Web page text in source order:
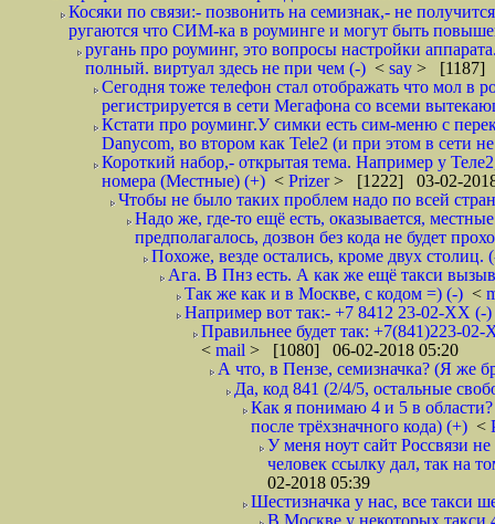
Косяки по связи:- позвонить на семизнак,- не
ругаются что СИМ-ка в роуминге и могут быть
ругань про роуминг, это вопросы настройки
полный. виртуал здесь не при чем (-) < say > [1187]
Сегодня тоже телефон стал отображать что мол в
регистрируется в сети Мегафона со всеми
Кстати про роуминг.У симки есть сим-меню с
Danycom, во втором как Tele2 (и при этом в сети
Короткий набор,- открытая тема. Например у
номера (Местные) (+) < Prizer> [1222] 03-02-
Чтобы не было таких проблем надо по всей
Надо же, где-то ещё есть, оказывается,
предполагалось, дозвон без кода не будет
Похоже, везде остались, кроме двух
Ага. В Пнз есть. А как же ещё такси
Так же как и в Москве, с кодом =) (-) <
Например вот так:- +7 8412 23-02-ХХ (-
Правильнее будет так: +7(841)223-
< mail > [1080] 06-02-2018 05:20
А что, в Пензе, семизначка? (Я же
Да, код 841 (2/4/5, остальные
Как я понимаю 4 и 5 в
после трёхзначного кода) (+) <
У меня ноут сайт Россвязи
человек ссылку дал, так на
02-2018 05:39
Шестизначка у нас, все такси
В Москве у некоторых такси